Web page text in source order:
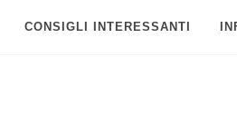
CONSIGLI INTERESSANTI